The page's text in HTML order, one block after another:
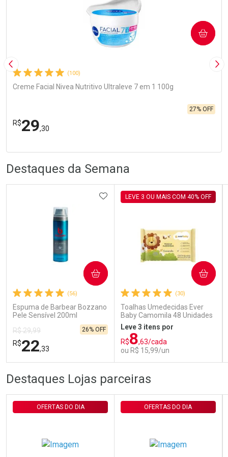
Imagem Anterior
(100)
Creme Facial Nivea Nutritivo Ultraleve 7 em 1 100g
R$29,30
27% OFF
COMPRAR
Laboratório
Ativar Desconto
Comprar sem Desconto
Por R$ 29,30/cada
Por Menos
Comprar sem Desconto
Por R$ 29,30/cada
Destaques da Semana
(56)
Espuma de Barbear Bozzano
Pele Sensível 200ml
R$ 29,99
R$22,33
26% OFF
ADICIONAR AOS FAVORITOS
COMPRAR
FECHAR
Laboratório
FECHAR
Por Menos
(30)
Toalhas Umedecidas Ever
Baby Camomila 48 Unidades
LEVE 3 OU MAIS COM 40% OFF
Leve 3 itens por
R$8,63/cada
ou R$ 15,99/un
COMPRAR
Por Menos
Destaques Lojas parceiras
OFERTAS DO DIA OFERTAS DO DIA